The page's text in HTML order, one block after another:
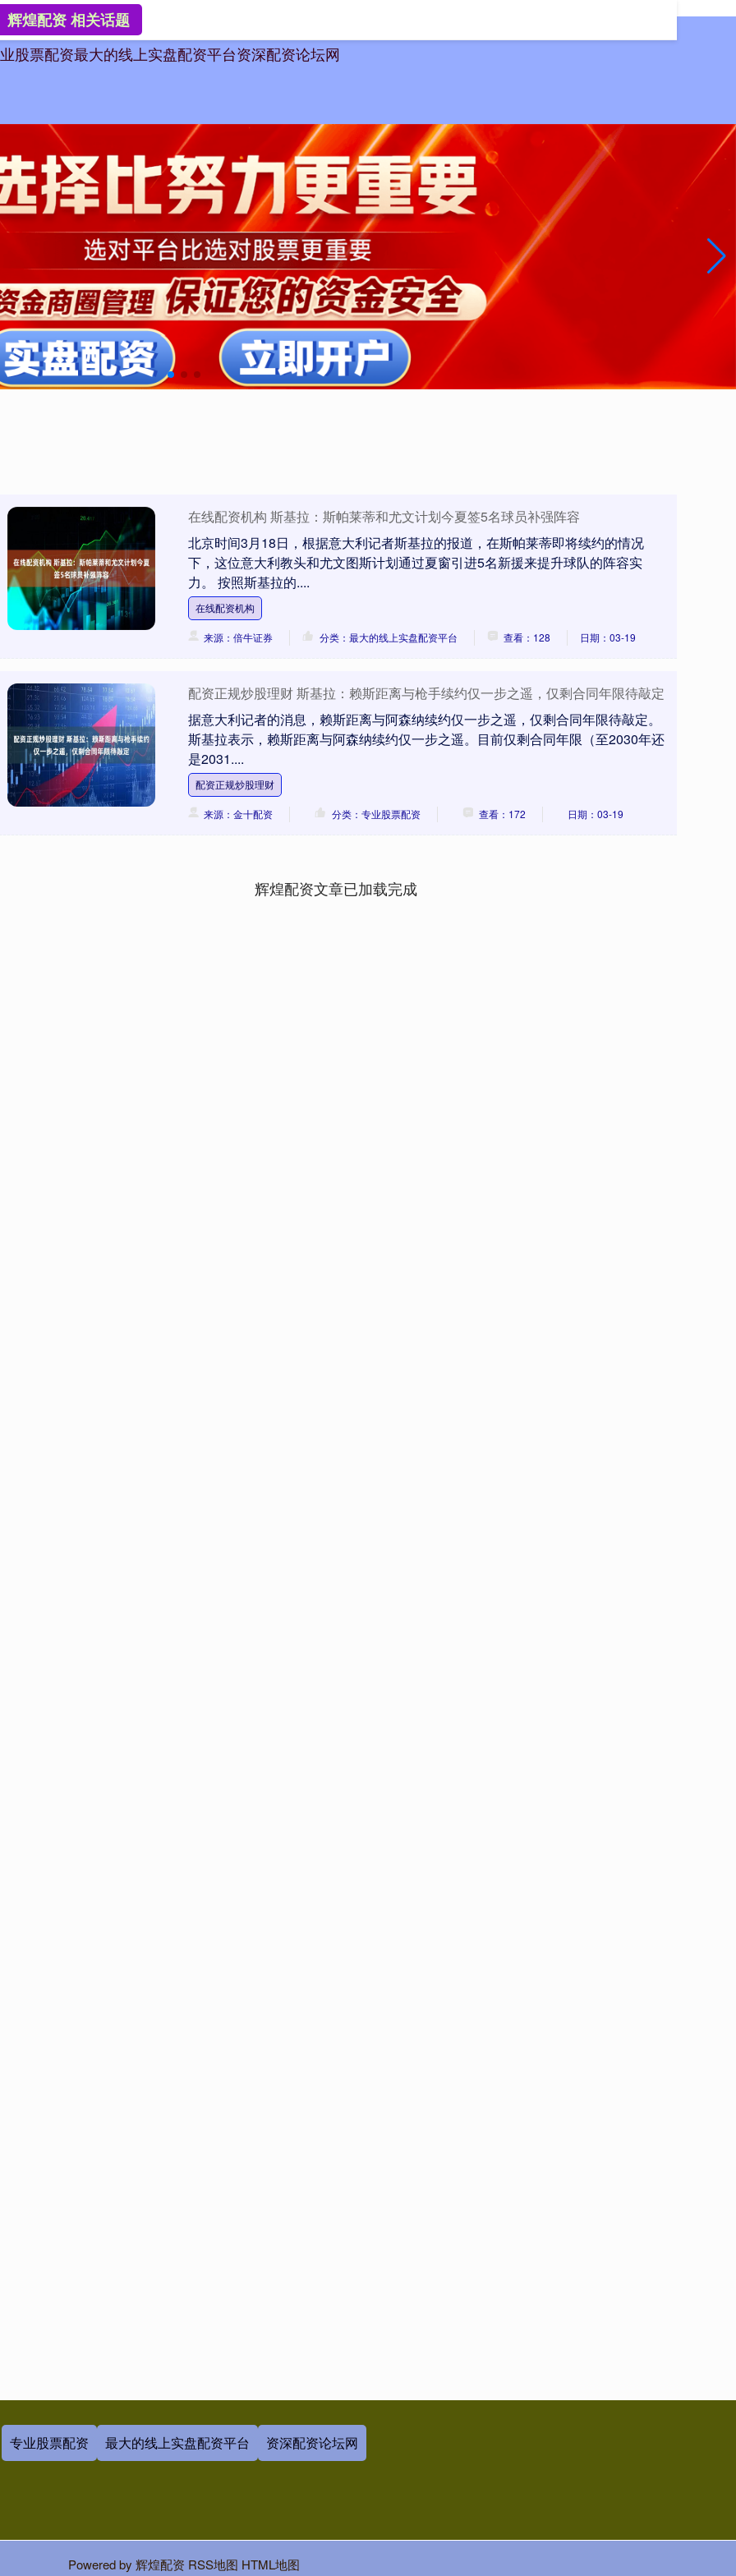
股票配资最大的线上实盘配资平台资深配资论坛网
辉煌配资 相关话题
在线配资机构 斯基拉：斯帕莱蒂和尤文计划今夏签5名球员补强阵容
北京时间3月18日，根据意大利记者斯基拉的报道，在斯帕莱蒂即将续约的情况
下，这位意大利教头和尤文图斯计划通过夏窗引进5名新援来提升球队的阵容实
力。 按照斯基拉的....
在线配资机构
来源：倍牛证券 分类：最大的线上实盘配资平台 查看：128 日期：03-19
配资正规炒股理财 斯基拉：赖斯距离与枪手续约仅一步之遥，仅剩合同年限待敲定
据意大利记者的消息，赖斯距离与阿森纳续约仅一步之遥，仅剩合同年限待敲定。
斯基拉表示，赖斯距离与阿森纳续约仅一步之遥。目前仅剩合同年限（至2030年还
是2031....
配资正规炒股理财
来源：金十配资 分类：专业股票配资 查看：172 日期：03-19
辉煌配资文章已加载完成
专业股票配资 最大的线上实盘配资平台 资深配资论坛网
Powered by 辉煌配资 RSS地图 HTML地图